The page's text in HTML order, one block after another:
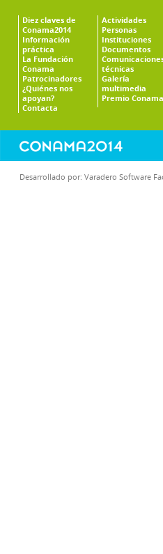
Diez claves de
Conama2014
Información
práctica
La Fundación
Conama
Patrocinadores
¿Quiénes nos
apoyan?
Contacta
Actividades
Personas
Instituciones
Documentos
técnicas
Galería
multimedia
Premio Conama
Desarrollado por: Varadero Software